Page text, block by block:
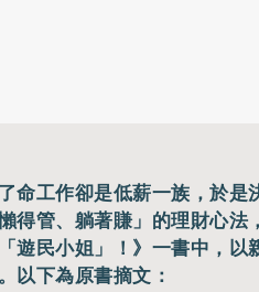
命工作卻是低薪一族，於是
得管、躺著賺」的理財心法
遊民小姐」！》一書中，以
以下為原書摘文：